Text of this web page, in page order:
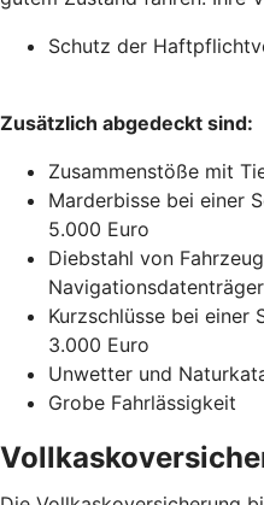
Schutz der
Zusätzlich abgedeckt sind:
Zusammenstöße mit
Marderbisse bei einer
5.000 Euro
Diebstahl von
Kurzschlüsse bei einer
3.000 Euro
Unwetter und
Grobe Fahrlässigkeit